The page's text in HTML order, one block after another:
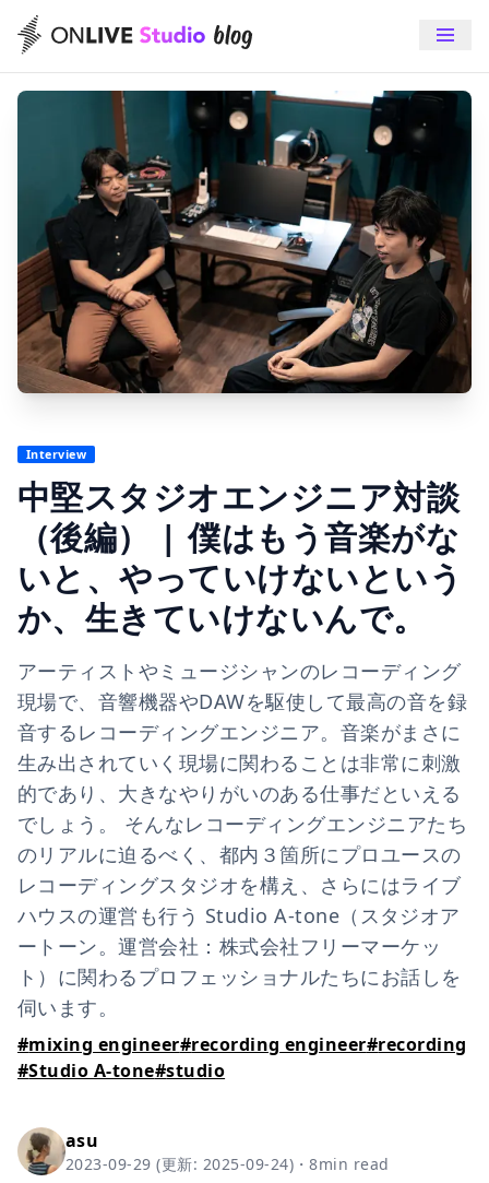
Interview
中堅スタジオエンジニア対談
（後編） | 僕はもう音楽がな
いと、やっていけないという
か、生きていけないんで。
アーティストやミュージシャンのレコーディング
現場で、音響機器やDAWを駆使して最高の音を録
音するレコーディングエンジニア。音楽がまさに
生み出されていく現場に関わることは非常に刺激
的であり、大きなやりがいのある仕事だといえる
でしょう。 そんなレコーディングエンジニアたち
のリアルに迫るべく、都内３箇所にプロユースの
レコーディングスタジオを構え、さらにはライブ
ハウスの運営も行う Studio A-tone（スタジオア
ートーン。運営会社：株式会社フリーマーケッ
ト）に関わるプロフェッショナルたちにお話しを
伺います。
#mixing engineer#recording engineer#recording
#Studio A-tone#studio
asu
2023-09-29 (更新: 2025-09-24) ・8min read